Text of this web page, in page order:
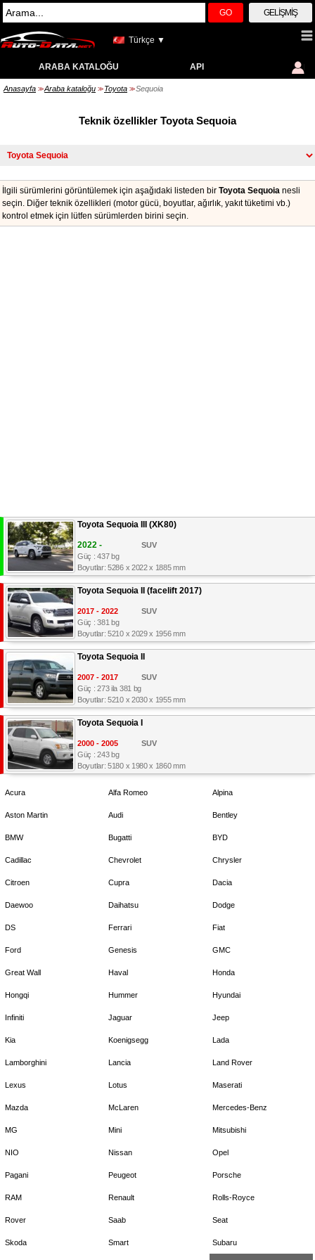
GO GELIŞMIŞ
Türkçe ▼
ARABA KATALOĞU API
Anasayfa >> Araba kataloğu >> Toyota >> Sequoia
Teknik özellikler Toyota Sequoia
İlgili sürümlerini görüntülemek için aşağıdaki listeden bir Toyota Sequoia nesli
seçin. Diğer teknik özellikleri (motor gücü, boyutlar, ağırlık, yakıt tüketimi vb.)
kontrol etmek için lütfen sürümlerden birini seçin.
Toyota Sequoia III (XK80)
2022 -
SUV
Güç : 437 bg
Boyutlar: 5286 x 2022 x 1885 mm
Toyota Sequoia II (facelift 2017)
2017 - 2022
SUV
Güç : 381 bg
Boyutlar: 5210 x 2029 x 1956 mm
Toyota Sequoia II
2007 - 2017
SUV
Güç : 273 ila 381 bg
Boyutlar: 5210 x 2030 x 1955 mm
Toyota Sequoia I
2000 - 2005
SUV
Güç : 243 bg
Boyutlar: 5180 x 1980 x 1860 mm
Acura Alfa Romeo Alpina
Aston Martin Audi Bentley
BMW Bugatti BYD
Cadillac Chevrolet Chrysler
Citroen Cupra Dacia
Daewoo Daihatsu Dodge
DS Ferrari Fiat
Ford Genesis GMC
Great Wall Haval Honda
Hongqi Hummer Hyundai
Infiniti Jaguar Jeep
Kia Koenigsegg Lada
Lamborghini Lancia Land Rover
Lexus Lotus Maserati
Mazda McLaren Mercedes-Benz
MG Mini Mitsubishi
NIO Nissan Opel
Pagani Peugeot Porsche
RAM Renault Rolls-Royce
Rover Saab Seat
Skoda Smart Subaru